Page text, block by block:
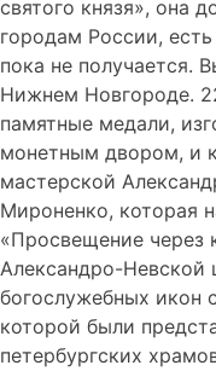
святого князя», она
городам России,
пока не получается.
Нижнем Новгороде.
памятные медали,
монетным двором, и
мастерской
Мироненко, которая
«Просвещение через
Александро-Невской
богослужебных икон
которой были
петербургских